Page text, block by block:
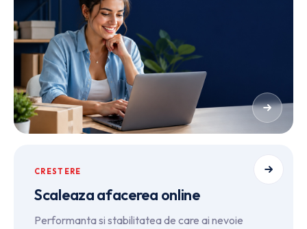
CRESTERE
Scaleaza afacerea online
Performanta si stabilitatea de care ai nevoie